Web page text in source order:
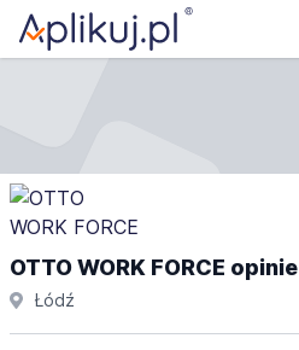
OTTO WORK FORCE opinie
Łódź